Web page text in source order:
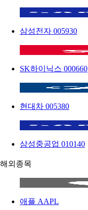
삼성전자 005930
SK하이닉스 000660
현대차 005380
삼성중공업 010140
해외종목
애플 AAPL